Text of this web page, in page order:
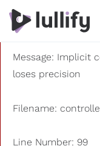
A PHP Error was
Severity: 8192
Message: Implicit
loses precision
Filename:
Line Number: 99